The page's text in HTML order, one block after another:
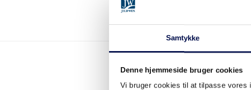
Samtykke
Denne hjemmeside bruger cookies
Vi bruger cookies til at tilpasse vores